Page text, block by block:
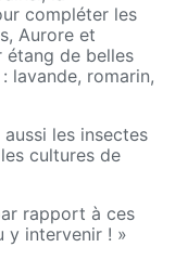
compléter les
Aurore et
étang de belles
lavande, romarin,
les insectes
cultures de
rapport à ces
y intervenir ! »